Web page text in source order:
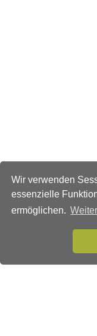
Wir verwenden
essenzielle
ermöglichen.